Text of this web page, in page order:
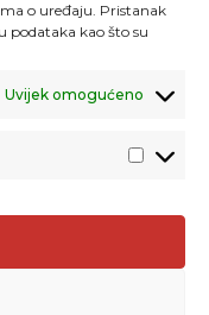
o uređaju. Pristanak
podataka kao što su
Uvijek omogućeno